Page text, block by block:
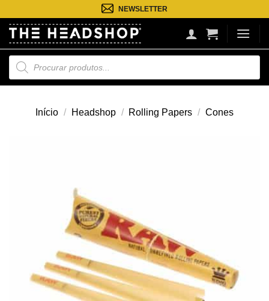
para
conteúdo
NEWSLETTER
Pesquisa
de
produtos
Início / Headshop / Rolling Papers / Cones